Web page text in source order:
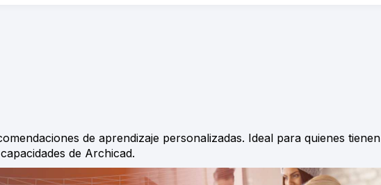
de aprendizaje personalizadas. Ideal para quienes tienen
de Archicad.